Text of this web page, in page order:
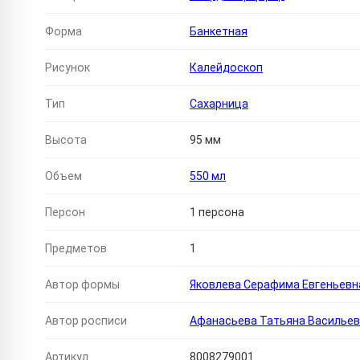
Форма Банкетная
Рисунок Калейдоскоп
Тип Сахарница
Высота 95 мм
Объем 550 мл
Персон 1 персона
Предметов 1
Автор формы Яковлева Серафима
Автор росписи Афанасьева Татьяна
Артикул 8008279001